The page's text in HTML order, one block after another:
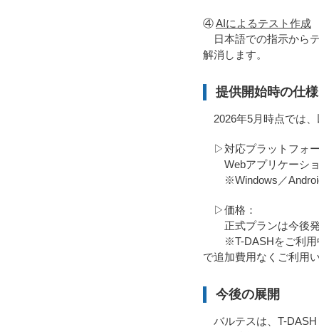
④AIによるテスト作成
日本語での指示から
解消します。
提供開始時の仕様
2026年5月時点では、
▷対応プラットフォ
Webアプリケーシ
※Windows／Android
▷価格：
正式プランは今後
※T-DASHをご利用中
で追加費用なくご利用
今後の展開
バルテスは、T-DASH